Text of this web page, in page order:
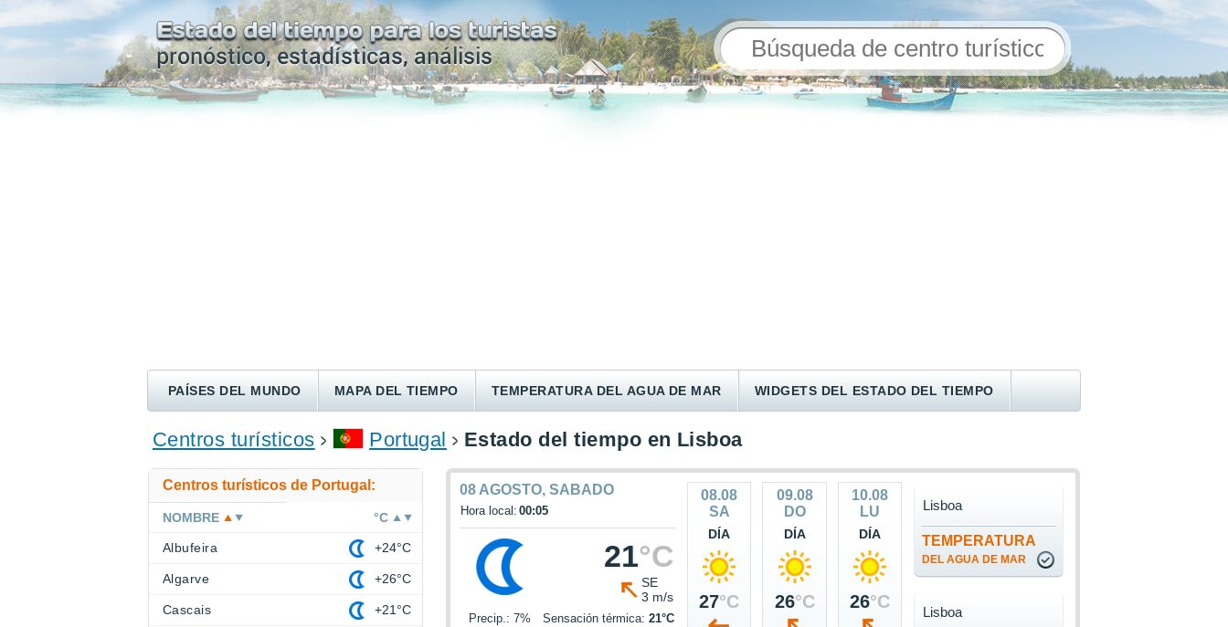
PAÍSES DEL MUNDO MAPA DEL TIEMPO TEMPERATURA DEL AGUA DE MAR WIDGETS DEL ESTADO DEL TIEMPO
ENCONTRAR UN HOTEL
Centros turísticos Portugal Estado del tiempo en Lisboa
08 AGOSTO, SABADO
Hora local: 00:05
21°C
SE
3 m/s
Precip.: 7% Sensación térmica:21°C
08.08
SA
DÍA
27°C
09.08
DO
DÍA
26°C
10.08
LU
DÍA
26°C
TEMPERATURA
DEL AGUA DE MAR
Lisboa
Lisboa
Centros turísticos de Portugal:
NOMBRE °C
Albufeira +24°C
Algarve +26°C
Cascais +21°C